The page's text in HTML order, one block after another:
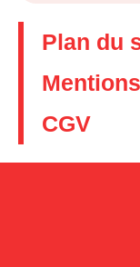
Plan du
CGV